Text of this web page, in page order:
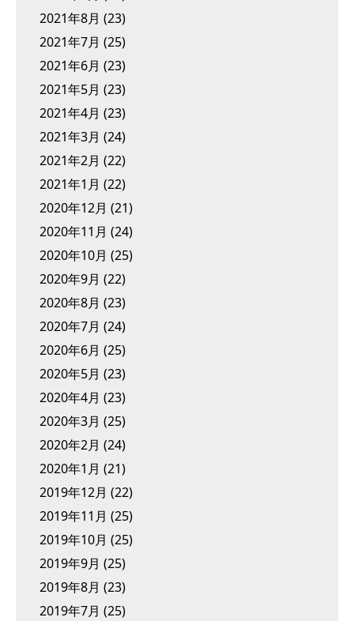
2021年8月 (23)
2021年7月 (25)
2021年6月 (23)
2021年5月 (23)
2021年4月 (23)
2021年3月 (24)
2021年2月 (22)
2021年1月 (22)
2020年12月 (21)
2020年11月 (24)
2020年10月 (25)
2020年9月 (22)
2020年8月 (23)
2020年7月 (24)
2020年6月 (25)
2020年5月 (23)
2020年4月 (23)
2020年3月 (25)
2020年2月 (24)
2020年1月 (21)
2019年12月 (22)
2019年11月 (25)
2019年10月 (25)
2019年9月 (25)
2019年8月 (23)
2019年7月 (25)